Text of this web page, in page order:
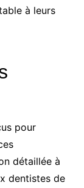
à leurs
pour
détaillée à
dentistes de